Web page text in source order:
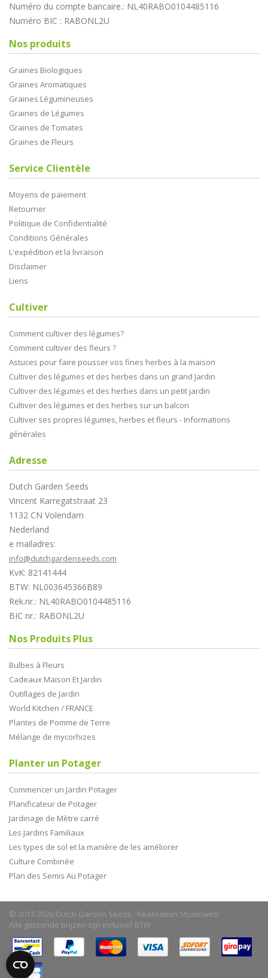
Numéro du compte bancaire.: NL40RABO0104485116
Numéro BIC : RABONL2U
Nos produits
Graines Biologiques
Graines Aromatiques
Graines Légumineuses
Graines de Légumes
Graines de Tomates
Graines de Fleurs
Service Clientèle
Moyens de paiement
Retourner
Politique de Confidentialité
Conditions Générales
L'expédition et la livraison
Disclaimer
Liens
Cultiver
Comment cultiver des légumes?
Comment cultiver des fleurs ?
Astuces pour faire pousser vos fines herbes à la maison
Cultiver des légumes et des herbes dans un grand Jardin
Cultiver des légumes et des herbes dans un petit jardin
Cultiver des légumes et des herbes sur un balcon
Cultiver ses propres légumes, herbes et fleurs - Informations
générales
Adresse
Dutch Garden Seeds
Vincent Karregatstraat 23
1132 CN Volendam
Nederland
e mailadres:
info@dutchgardenseeds.com
KvK: 82141444
BTW: NL003645366B89
Rek.nr.: NL40RABO0104485116
BIC nr.: RABONL2U
Nos Produits Plus
Bulbes à Fleurs
Cadeaux Maison Et Jardin
Outillages de Jardin
World Kitchen / FRANCE
Plantes de Pomme de Terre
Mélange de mycorhizes
Planter un Potager
Commencer un Jardin Potager
Planificateur de Potager
Jardinage de Mètre carré
Les Jardins Familiaux
Les types de sol et la manière de les améliorer
Culture Combinée
Plan des Semis Au Potager
© 2013-2026 Dutch Garden Seeds. Réalisation Studioweb
Alle getoonde prijzen zijn inclusief BTW